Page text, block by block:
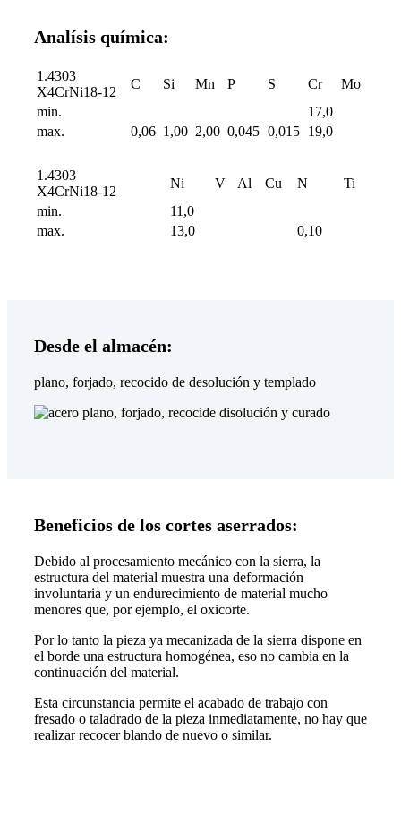
Analísis química:
1.4303
X4CrNi18-12
C Si Mn P S Cr
Mo
min.
17,0
max.
0,06 1,00 2,00 0,045 0,015 19,0
1.4303
X4CrNi18-12
Ni V Al Cu N
Ti
min.
11,0
max.
13,0 0,10
Desde el almacén:
plano, forjado, recocido de desolución y templado
Beneficios de los cortes aserrados:
Debido al procesamiento mecánico con la sierra, la
estructura del material muestra una deformación
involuntaria y un endurecimiento de material mucho
menores que, por ejemplo, el oxicorte.
Por lo tanto la pieza ya mecanizada de la sierra dispone en
el borde una estructura homogénea, eso no cambia en la
continuación del material.
Esta circunstancia permite el acabado de trabajo con
fresado o taladrado de la pieza inmediatamente, no hay que
realizar recocer blando de nuevo o similar.